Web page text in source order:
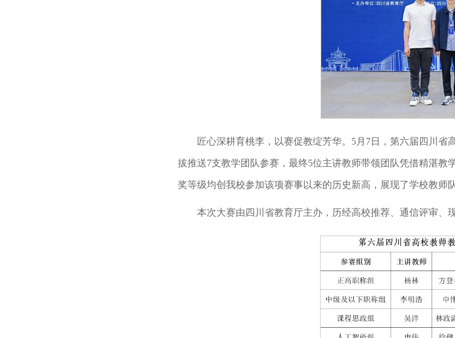
匠心深耕育桃李，以赛促教绽芳华。5月7日，第六届四川
拔推送7支教学团队参赛，最终5位主讲教师带领团队凭借精湛
奖等级均创我校参加该项赛事以来的历史新高，展现了学校教师
本次大赛由四川省教育厅主办，历经高校推荐、通信评审、